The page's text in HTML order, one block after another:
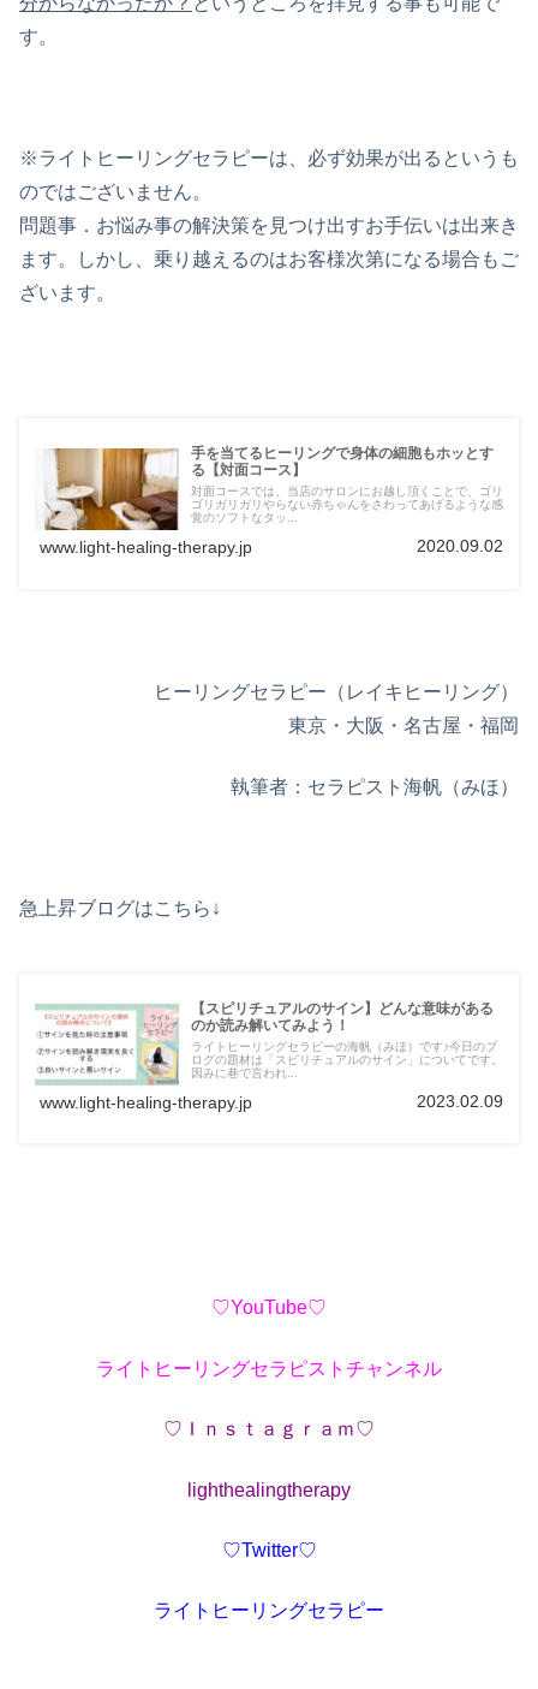
す。
※ライトヒーリングセラピーは、必ず効果が出るというも
のではございません。
問題事．お悩み事の解決策を見つけ出すお手伝いは出来き
ます。しかし、乗り越えるのはお客様次第になる場合もご
ざいます。
手を当てるヒーリングで身体の細胞もホッとす
る【対面コース】
対面コースでは、当店のサロンにお越し頂くことで、ゴリ
ゴリガリガリやらない赤ちゃんをさわってあげるような感
覚のソフトなタッ...
www.light-healing-therapy.jp 2020.09.02
ヒーリングセラピー（レイキヒーリング）
東京・大阪・名古屋・福岡
執筆者：セラピスト海帆（みほ）
急上昇ブログはこちら↓
【スピリチュアルのサイン】どんな意味がある
のか読み解いてみよう！
ライトヒーリングセラピーの海帆（みほ）です♪今日のブ
ログの題材は「スピリチュアルのサイン」についてです。
因みに巷で言われ...
www.light-healing-therapy.jp 2023.02.09
♡YouTube♡
ライトヒーリングセラピストチャンネル
♡Ｉｎｓｔａｇｒａｍ♡
lighthealingtherapy
♡Twitter♡
ライトヒーリングセラピー